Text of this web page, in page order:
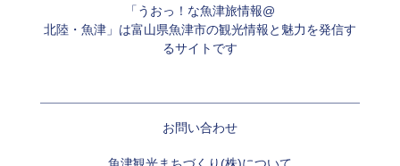
「うおっ！な魚津旅情報@
北陸・魚津」は富山県魚津市の観光情報と魅力を発信す
るサイトです
お問い合わせ
魚津観光まちづくり(株)について